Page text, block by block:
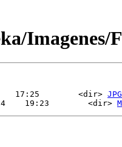
Imagenes/
17:25        <dir> JPG
19:23        <dir>